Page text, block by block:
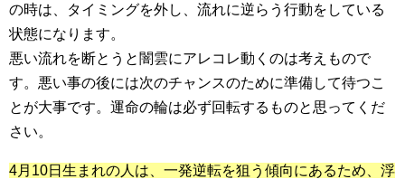
の時は、タイミングを外し、流れに逆らう行動をしている
状態になります。
悪い流れを断とうと闇雲にアレコレ動くのは考えもので
す。悪い事の後には次のチャンスのために準備して待つこ
とが大事です。運命の輪は必ず回転するものと思ってくだ
さい。
4月10日生まれの人は、一発逆転を狙う傾向にあるため、浮